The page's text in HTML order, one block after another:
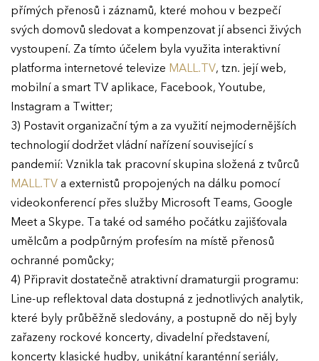
přímých přenosů i záznamů, které mohou v bezpečí
svých domovů sledovat a kompenzovat jí absenci živých
vystoupení. Za tímto účelem byla využita interaktivní
platforma internetové televize MALL.TV, tzn. její web,
mobilní a smart TV aplikace, Facebook, Youtube,
Instagram a Twitter;
3) Postavit organizační tým a za využití nejmodernějších
technologií dodržet vládní nařízení související s
pandemií: Vznikla tak pracovní skupina složená z tvůrců
MALL.TVa externistů propojených na dálku pomocí
videokonferencí přes služby Microsoft Teams, Google
Meet a Skype. Ta také od samého počátku zajišťovala
umělcům a podpůrným profesím na místě přenosů
ochranné pomůcky;
4) Připravit dostatečně atraktivní dramaturgii programu:
Line-up reflektoval data dostupná z jednotlivých analytik,
které byly průběžně sledovány, a postupně do něj byly
zařazeny rockové koncerty, divadelní představení,
koncerty klasické hudby, unikátní karanténní seriály,